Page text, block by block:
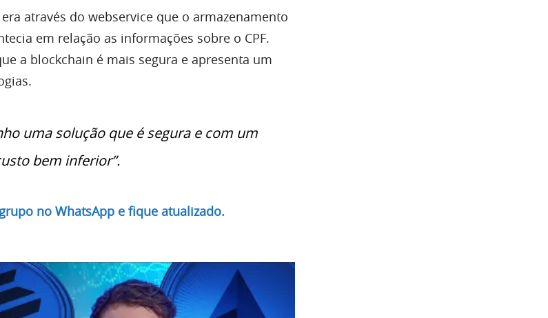
através do webservice que o armazenamento
em relação as informações sobre o CPF.
a blockchain é mais segura e apresenta um
uma solução que é segura e com um
bem inferior”.
no WhatsApp e fique atualizado.